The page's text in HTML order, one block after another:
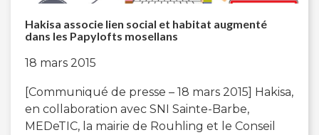
Hakisa associe lien social et habitat augmenté
dans les Papylofts mosellans
18 mars 2015
[Communiqué de presse – 18 mars 2015] Hakisa,
en collaboration avec SNI Sainte-Barbe,
MEDeTIC, la mairie de Rouhling et le Conseil